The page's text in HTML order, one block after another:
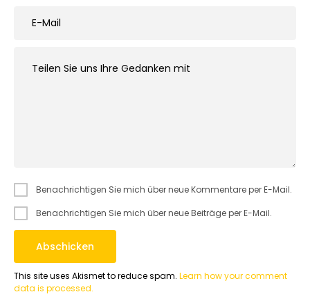
Benachrichtigen Sie mich über neue Kommentare per E-Mail.
Benachrichtigen Sie mich über neue Beiträge per E-Mail.
This site uses Akismet to reduce spam. Learn how your comment
data is processed.